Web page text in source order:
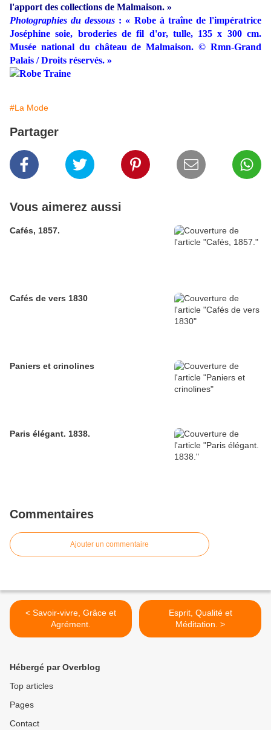
l'apport des collections de Malmaison. »
Photographies du dessous : « Robe à traîne de l'impératrice
Joséphine soie, broderies de fil d'or, tulle, 135 x 300 cm.
Musée national du château de Malmaison. © Rmn-Grand
Palais / Droits réservés. »
#La Mode
Partager
Vous aimerez aussi
Cafés, 1857.
Cafés de vers 1830
Paniers et crinolines
Paris élégant. 1838.
Commentaires
Ajouter un commentaire
< Savoir-vivre, Grâce et
Agrément.
Esprit, Qualité et
Méditation. >
Hébergé par Overblog
Top articles
Pages
Contact